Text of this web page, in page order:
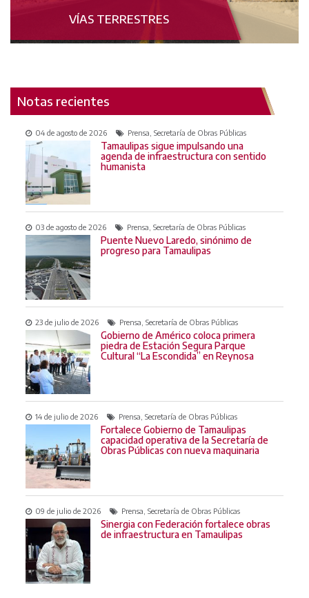
VÍAS TERRESTRES
Notas recientes
04 de agosto de 2026 Prensa, Secretaría de Obras Públicas
Tamaulipas sigue impulsando una
agenda de infraestructura con sentido
humanista
03 de agosto de 2026 Prensa, Secretaría de Obras Públicas
Puente Nuevo Laredo, sinónimo de
progreso para Tamaulipas
23 de julio de 2026 Prensa, Secretaría de Obras Públicas
Gobierno de Américo coloca primera
piedra de Estación Segura Parque
Cultural “La Escondida” en Reynosa
14 de julio de 2026 Prensa, Secretaría de Obras Públicas
Fortalece Gobierno de Tamaulipas
capacidad operativa de la Secretaría de
Obras Públicas con nueva maquinaria
09 de julio de 2026 Prensa, Secretaría de Obras Públicas
Sinergia con Federación fortalece obras
de infraestructura en Tamaulipas